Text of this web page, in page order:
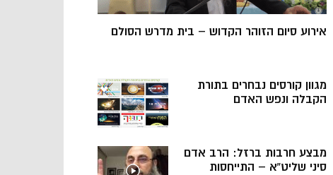
אירוע סיום הזוהר הקדוש – בית מדרש הסולם
מגוון קורסים נבחרים בתורת
הקבלה ונפש האדם
מבצע חרבות ברזל: הרב אדם
סיני שליט”א – התייחסות